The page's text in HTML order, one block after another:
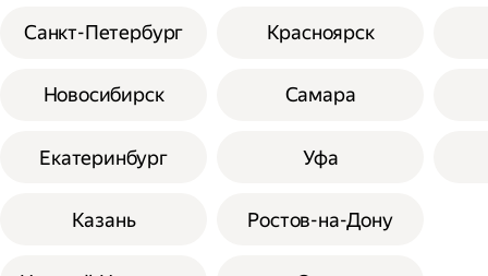
Санкт-Петербург
Новосибирск
Екатеринбург
Казань
Красноярск
Самара
Уфа
Ростов-на-Дону